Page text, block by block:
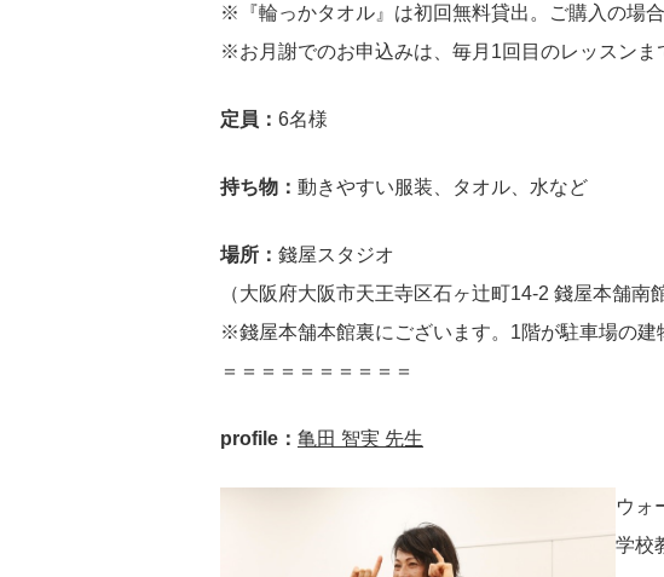
※『輪っかタオル』は初回無料貸出。ご購入の場合
※お月謝でのお申込みは、毎月1回目のレッスンま
定員： 6名様
持ち物： 動きやすい服装、タオル、水など
場所： 錢屋スタジオ
（大阪府大阪市天王寺区石ヶ辻町14-2 錢屋本舗南
※錢屋本舗本館裏にございます。1階が駐車場の建
＝＝＝＝＝＝＝＝＝＝
profile： 亀田 智実 先生
ウォ
学校